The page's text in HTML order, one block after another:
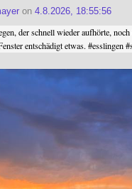
on 4.8.2026, 18:55:56
der schnell wieder aufhörte,
entschädigt etwas.#esslingen #